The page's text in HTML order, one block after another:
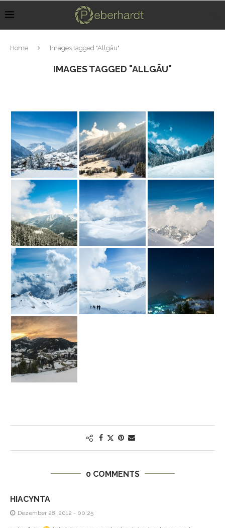
Home Images tagged "Allgäu"
IMAGES TAGGED "ALLGÄU"
0 COMMENTS
HIACYNTA
Dezember 28, 2012 - 00:25